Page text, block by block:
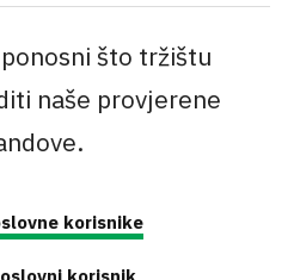
što tržištu
naše provjerene
korisnike